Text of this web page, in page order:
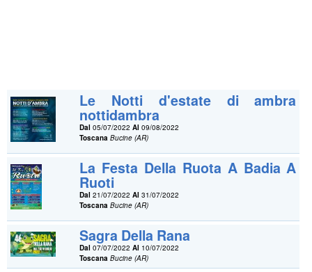
Le Notti d'estate di ambra
nottidambra
Dal 05/07/2022Al 09/08/2022
Toscana Bucine (AR)
La Festa Della Ruota A Badia A
Ruoti
Dal 21/07/2022Al 31/07/2022
Toscana Bucine (AR)
Sagra Della Rana
Dal 07/07/2022Al 10/07/2022
Toscana Bucine (AR)